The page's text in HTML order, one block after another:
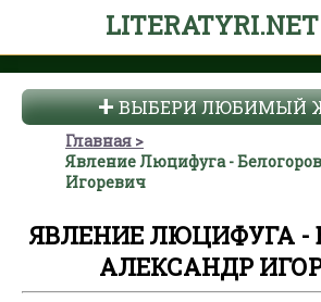
LITERATYRI.NET
ВЫБЕРИ ЛЮБИМЫЙ
Главная
Явление Люцифуга -
Игоревич
ЯВЛЕНИЕ ЛЮЦИФУГА -
АЛЕКСАНДР